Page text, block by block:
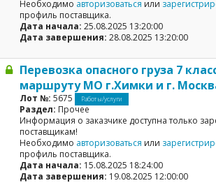
Необходимо авторизоваться или
профиль поставщика.
Дата начала: 25.08.2025 13:20:00
Дата завершения: 28.08.2025 13:20:00
Перевозка опасного груза 7
маршруту МО г.Химки и г.
Лот №: 5675 Работы/услуги
Раздел: Прочее
Информация о заказчике доступна только
поставщикам!
Необходимо авторизоваться или
профиль поставщика.
Дата начала: 15.08.2025 18:24:00
Дата завершения: 19.08.2025 12:00:00